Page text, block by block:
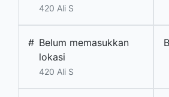
420 Ali S
# Belum memasukkan
lokasi
420 Ali S